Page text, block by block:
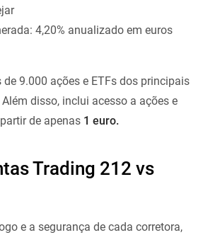
4,20% anualizado em euros
9.000 ações e ETFs dos principais
disso, inclui acesso a ações e
de apenas 1 euro.
Trading 212 vs
e a segurança de cada corretora,